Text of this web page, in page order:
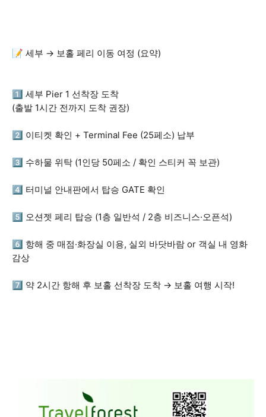
📝 세부 → 보홀 페리 이동 여정 (요약)
1️⃣ 세부 Pier 1 선착장 도착
(출발 1시간 전까지 도착 권장)
2️⃣ 이티켓 확인 + Terminal Fee (25페소) 납부
3️⃣ 수하물 위탁 (1인당 50페소 / 확인 스티커 꼭 보관)
4️⃣ 터미널 안내판에서 탑승 GATE 확인
5️⃣ 오션젯 페리 탑승 (1층 일반석 / 2층 비즈니스·오픈석)
6️⃣ 항해 중 매점·화장실 이용, 실외 바닷바람 or 객실 내 영화
감상
7️⃣ 약 2시간 항해 후 보홀 선착장 도착 → 보홀 여행 시작!